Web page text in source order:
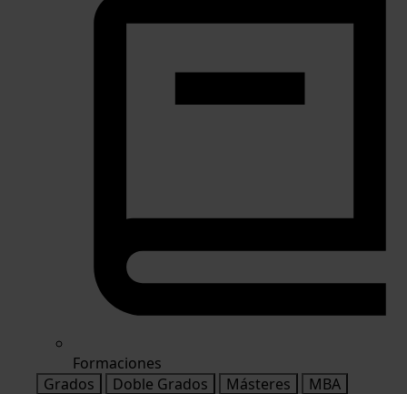
Formaciones
Grados
Doble Grados Másteres MBA